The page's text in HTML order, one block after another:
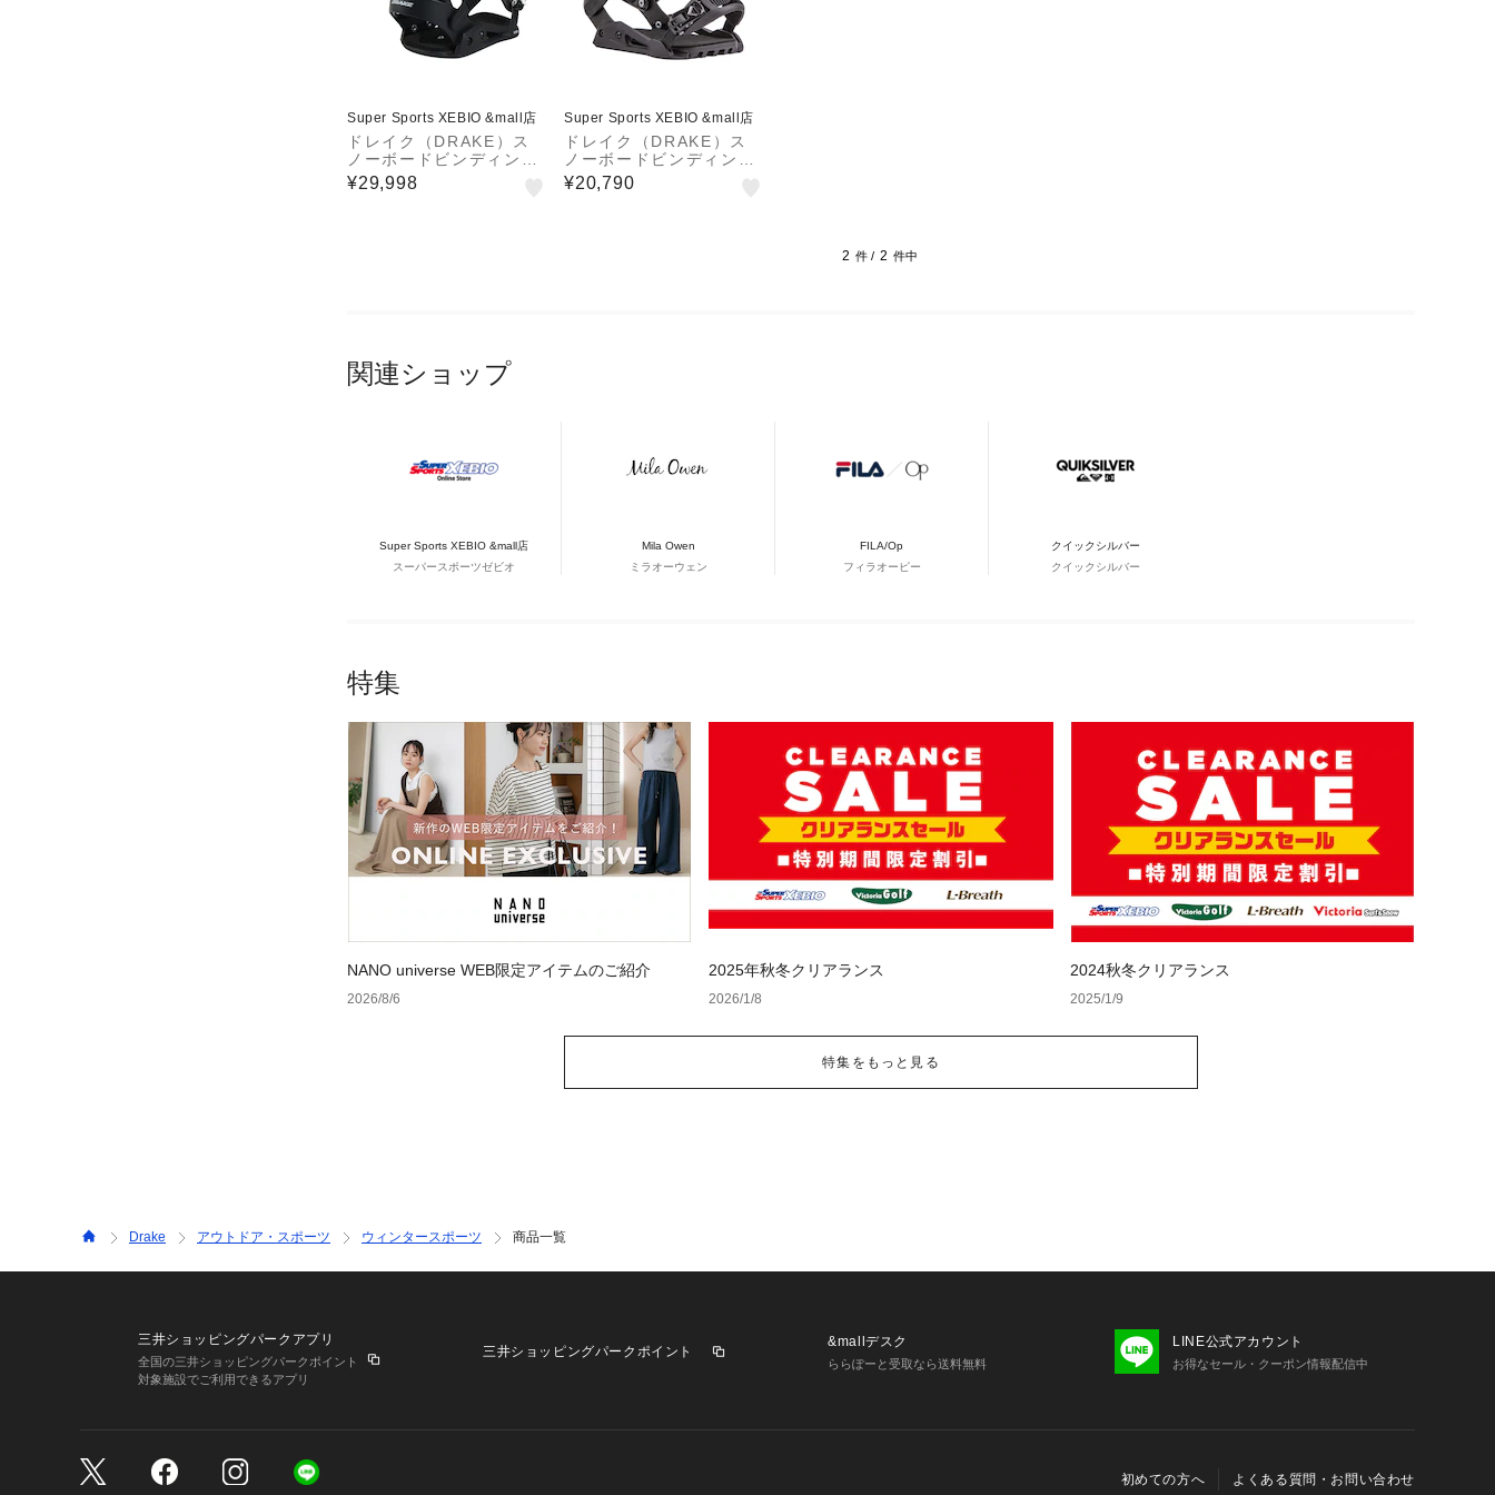
Super Sports XEBIO &mall店
ドレイク（DRAKE）ス
ノーボードビンディング
KING LTD 26
¥29,998
Super Sports XEBIO &mall店
ドレイク（DRAKE）ス
ノーボードビンディング
KING 24 KING BLK
¥20,790
2 件 / 2 件中
関連ショップ
Super Sports XEBIO &mall店
スーパースポーツゼビオ
Mila Owen
ミラオーウェン
FILA/Op
フィラオーピー
クイックシルバー
クイックシルバー
特集
NANO universe WEB限定アイテムのご紹介
2026/8/6
2025年秋冬クリアランス
2026/1/8
2024秋冬クリアランス
2025/1/9
特集をもっと見る
Drake アウトドア・スポーツ ウィンタースポーツ 商品一覧
三井ショッピングパークアプリ
全国の三井ショッピングパークポイント
対象施設でご利用できるアプリ
三井ショッピングパークポイント
&mallデスク
ららぽーと受取なら送料無料
LINE公式アカウント
お得なセール・クーポン情報配信中
初めての方へ よくある質問・お問い合わせ